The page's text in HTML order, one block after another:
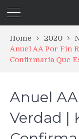
Home 2020
Anuel AA Por Fin
Confirmaría Que
Anuel
Verdad |